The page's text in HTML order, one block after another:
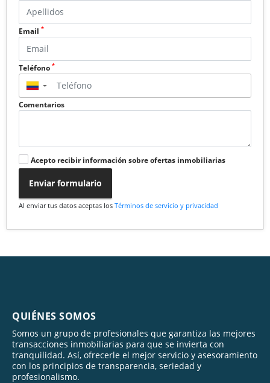
Email *
Teléfono *
▼
Comentarios
Acepto recibir información sobre ofertas inmobiliarias
Enviar formulario
Al enviar tus datos aceptas los Términos de servicio y privacidad
QUIÉNES SOMOS
Somos un grupo de profesionales que garantiza las mejores
transacciones inmobiliarias para que se invierta con
tranquilidad. Así, ofrecerle el mejor servicio y asesoramiento
con los principios de transparencia, seriedad y
profesionalismo.